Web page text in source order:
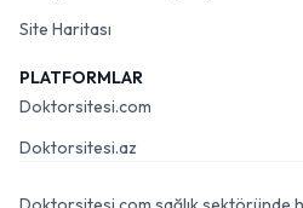
Site Haritası
PLATFORMLAR
Doktorsitesi.com
Doktorsitesi.az